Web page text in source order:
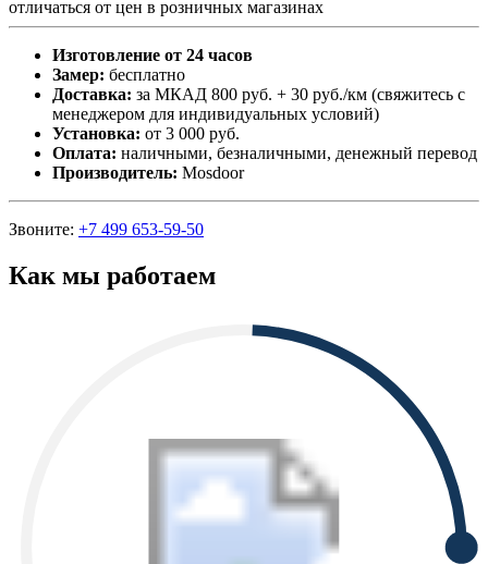
отличаться от цен в розничных магазинах
Изготовление от 24 часов
Замер: бесплатно
Доставка: за МКАД 800 руб. + 30 руб./км (свяжитесь с
менеджером для индивидуальных условий)
Установка: от 3 000 руб.
Оплата: наличными, безналичными, денежный перевод
Производитель: Mosdoor
Звоните: +7 499 653-59-50
Как мы работаем